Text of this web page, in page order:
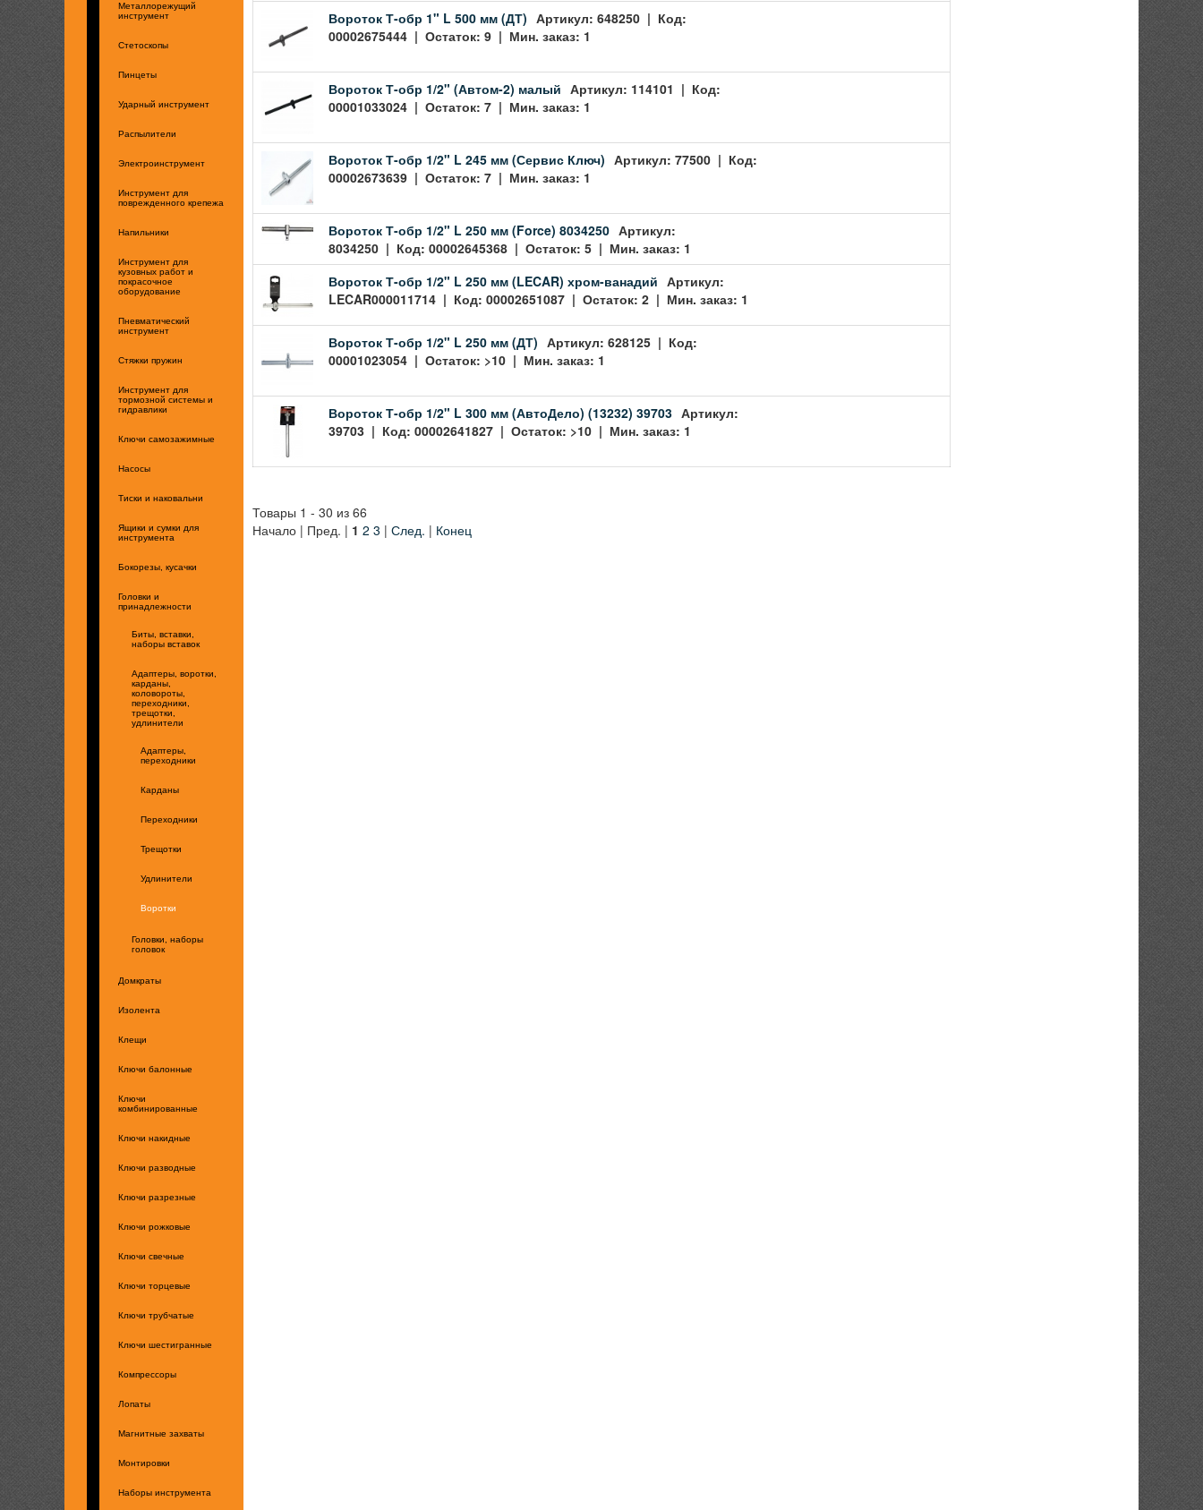
Металлорежущий
инструмент
Стетоскопы
Пинцеты
Ударный инструмент
Распылители
Электроинструмент
Инструмент для
поврежденного крепежа
Напильники
Инструмент для
кузовных работ и
покрасочное
оборудование
Пневматический
инструмент
Стяжки пружин
Инструмент для
тормозной системы и
гидравлики
Ключи самозажимные
Насосы
Тиски и наковальни
Ящики и сумки для
инструмента
Бокорезы, кусачки
Головки и
принадлежности
Биты, вставки,
наборы вставок
Адаптеры, воротки,
карданы,
коловороты,
переходники,
трещотки,
удлинители
Адаптеры,
переходники
Карданы
Переходники
Трещотки
Удлинители
Воротки
Головки, наборы
головок
Домкраты
Изолента
Клещи
Ключи балонные
Ключи
комбинированные
Ключи накидные
Ключи разводные
Ключи разрезные
Ключи рожковые
Ключи свечные
Ключи торцевые
Ключи трубчатые
Ключи шестигранные
Компрессоры
Лопаты
Магнитные захваты
Монтировки
Наборы инструмента
Вороток Т-обр 1" L 500 мм (ДТ) Артикул: 648250 | Код:
00002675444 | Остаток: 9 | Мин. заказ: 1
Вороток Т-обр 1/2" (Автом-2) малый Артикул: 114101 | Код:
00001033024 | Остаток: 7 | Мин. заказ: 1
Вороток Т-обр 1/2" L 245 мм (Сервис Ключ) Артикул: 77500 | Код:
00002673639 | Остаток: 7 | Мин. заказ: 1
Вороток Т-обр 1/2" L 250 мм (Force) 8034250 Артикул:
8034250 | Код: 00002645368 | Остаток: 5 | Мин. заказ: 1
Вороток Т-обр 1/2" L 250 мм (LECAR) хром-ванадий Артикул:
LECAR000011714 | Код: 00002651087 | Остаток: 2 | Мин. заказ: 1
Вороток Т-обр 1/2" L 250 мм (ДТ) Артикул: 628125 | Код:
00001023054 | Остаток: >10 | Мин. заказ: 1
Вороток Т-обр 1/2" L 300 мм (АвтоДело) (13232) 39703 Артикул:
39703 | Код: 00002641827 | Остаток: >10 | Мин. заказ: 1
Товары 1 - 30 из 66
Начало | Пред. | 1 2 3 | След. | Конец